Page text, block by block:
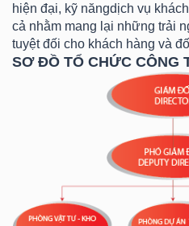
hiện đại, kỹ năngdịch vụ
cả nhằm mang lại những trải
tuyệt đối cho khách hàng và
SƠ ĐỒ TỔ CHỨC CÔNG